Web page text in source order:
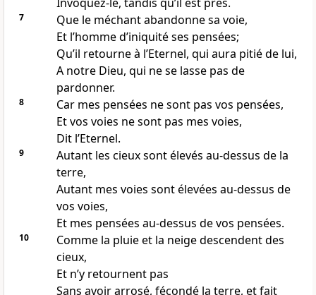
7
Que le méchant abandonne sa voie,
Et l’homme d’iniquité ses pensées;
Qu’il retourne à l’Eternel, qui aura pitié de lui,
A notre Dieu, qui ne se lasse pas de
pardonner.
8
Car mes pensées ne sont pas vos pensées,
Et vos voies ne sont pas mes voies,
Dit l’Eternel.
9
Autant les cieux sont élevés au-dessus de la
terre,
Autant mes voies sont élevées au-dessus de
vos voies,
Et mes pensées au-dessus de vos pensées.
10
Comme la pluie et la neige descendent des
cieux,
Et n’y retournent pas
Sans avoir arrosé, fécondé la terre, et fait